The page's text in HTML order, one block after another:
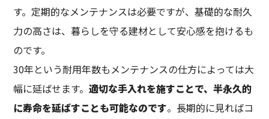
す。定期的なメンテナンスは必要ですが、基礎的な耐久
力の高さは、暮らしを守る建材として安心感を抱けるも
のです。
30年という耐用年数もメンテナンスの仕方によっては大
幅に延ばせます。適切な手入れを施すことで、半永久的
に寿命を延ばすことも可能なのです。長期的に見ればコ